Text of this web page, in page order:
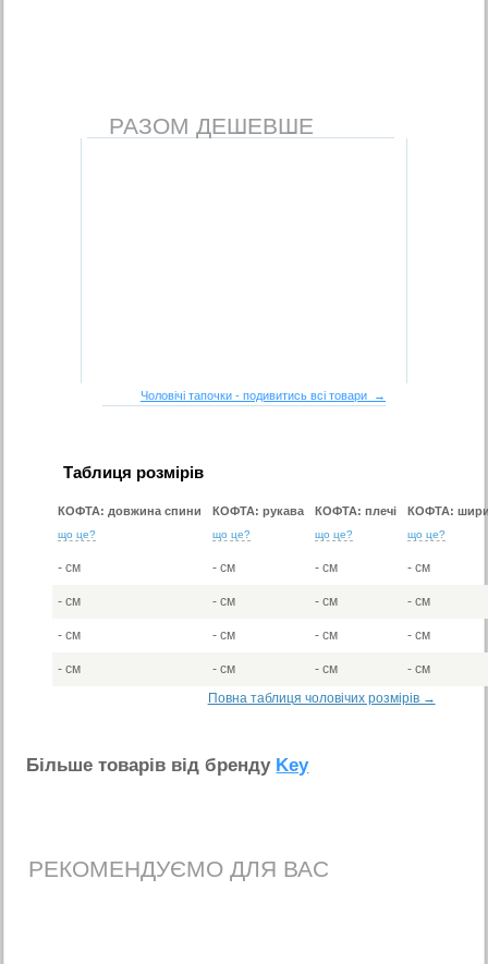
РАЗОМ ДЕШЕВШЕ
Чоловічі тапочки - подивитись всі товари →
Таблиця розмірів
КОФТА: довжина спини
що це?
КОФТА: рукава
що це?
КОФТА: плечі
що це?
КОФТА:
що це?
- см - см - см - см
- см - см - см - см
- см - см - см - см
- см - см - см
- см
Повна таблиця чоловічих розмірів →
Бiльше товарiв вiд бренду Key
РЕКОМЕНДУЄМО ДЛЯ ВАС